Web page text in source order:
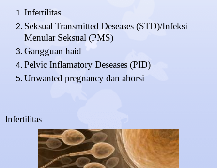
Infertilitas
Seksual Transmitted Deseases (STD)/Infeksi
Menular Seksual (PMS)
Gangguan haid
Pelvic Inflamatory Deseases (PID)
Unwanted pregnancy dan aborsi
Infertilitas